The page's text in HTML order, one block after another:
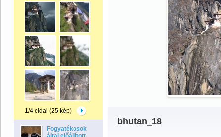
1/4 oldal (25 kép)
Fogyatékosok
által előállított
bhutan_18